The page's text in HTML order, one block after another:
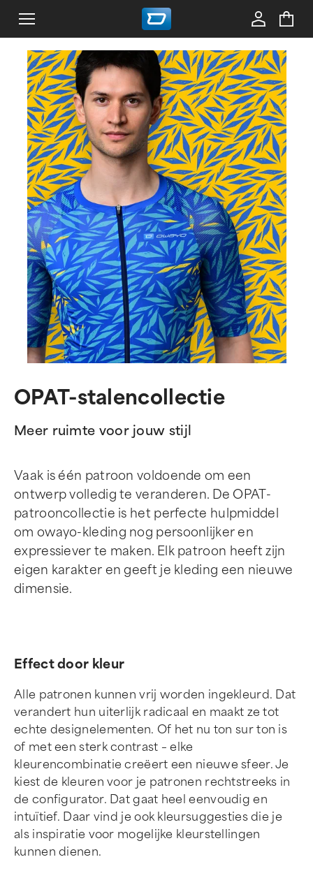
OPAT-stalencollectie
Meer ruimte voor jouw stijl
Vaak is één patroon voldoende om een
ontwerp volledig te veranderen. De OPAT-
patrooncollectie is het perfecte hulpmiddel
om owayo-kleding nog persoonlijker en
expressiever te maken. Elk patroon heeft zijn
eigen karakter en geeft je kleding een nieuwe
dimensie.
Effect door kleur
Alle patronen kunnen vrij worden ingekleurd. Dat
verandert hun uiterlijk radicaal en maakt ze tot
echte designelementen. Of het nu ton sur ton is
of met een sterk contrast – elke
kleurencombinatie creëert een nieuwe sfeer. Je
kiest de kleuren voor je patronen rechtstreeks in
de configurator. Dat gaat heel eenvoudig en
intuïtief. Daar vind je ook kleursuggesties die je
als inspiratie voor mogelijke kleurstellingen
kunnen dienen.